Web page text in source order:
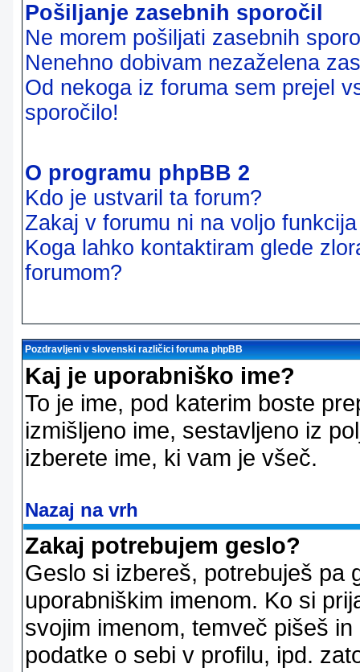
Pošiljanje zasebnih sporočil
Ne morem pošiljati zasebnih
Nenehno dobivam nezaželena
Od nekoga iz foruma sem prejel
sporočilo!
O programu phpBB 2
Kdo je ustvaril ta forum?
Zakaj v forumu ni na voljo
Koga lahko kontaktiram glede
forumom?
Pozdravljeni v slovenski različici foruma phpBB
Kaj je uporabniško ime?
To je ime, pod katerim boste
izmišljeno ime, sestavljeno iz
izberete ime, ki vam je všeč.
Nazaj na vrh
Zakaj potrebujem geslo?
Geslo si izbereš, potrebuješ pa
uporabniškim imenom. Ko si
svojim imenom, temveč pišeš
podatke o sebi v profilu, ipd.